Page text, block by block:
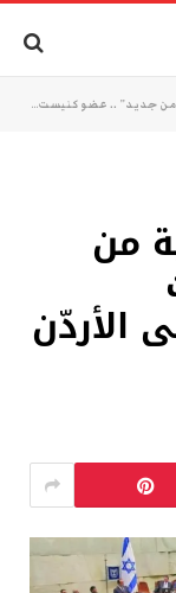
اسرائيلي يتطاول على الأردّن بكلماتٍ بذيئة!
من
الأردّن